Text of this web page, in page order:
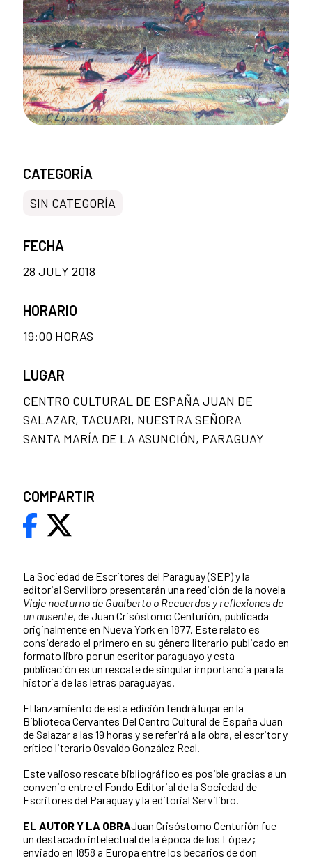
La Sociedad de Escritores del Paraguay (SEP) y la
editorial Servilibro presentarán una reedición de la novela
Viaje nocturno de Gualberto o Recuerdos y reflexiones de
un ausente, de Juan Crisóstomo Centurión, publicada
originalmente en Nueva York en 1877. Este relato es
considerado el primero en su género literario publicado en
formato libro por un escritor paraguayo y esta
publicación es un rescate de singular importancia para la
historia de las letras paraguayas.
El lanzamiento de esta edición tendrá lugar en la
Biblioteca Cervantes Del Centro Cultural de España Juan
de Salazar a las 19 horas y se referirá a la obra, el escritor y
crítico literario Osvaldo González Real.
Este valioso rescate bibliográfico es posible gracias a un
convenio entre el Fondo Editorial de la Sociedad de
Escritores del Paraguay y la editorial Servilibro.
EL AUTOR Y LA OBRAJuan Crisóstomo Centurión fue
un destacado intelectual de la época de los López;
enviado en 1858 a Europa entre los becarios de don
CATEGORÍA
SIN CATEGORÍA
FECHA
28 JULY 2018
HORARIO
19:00 HORAS
LUGAR
CENTRO CULTURAL DE ESPAÑA JUAN DE
SALAZAR, TACUARI, NUESTRA SEÑORA
SANTA MARÍA DE LA ASUNCIÓN, PARAGUAY
COMPARTIR